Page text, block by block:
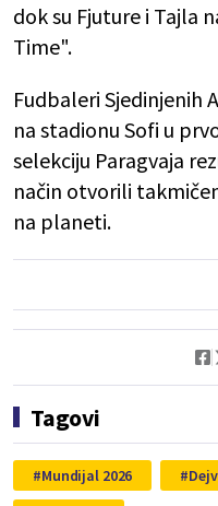
dok su Fjuture i Tajla
Time".
Fudbaleri Sjedinjenih
na stadionu Sofi u
selekciju Paragvaja
način otvorili
na planeti.
Tagovi
Mundijal 2026